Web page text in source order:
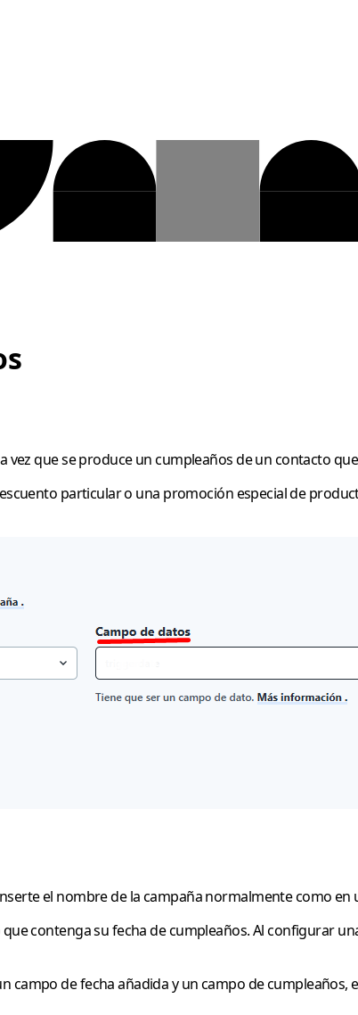
que se produce un cumpleaños de un contacto
particular o una promoción especial de
el nombre de la campaña normalmente como en
contenga su fecha de cumpleaños. Al configurar
de fecha añadida y un campo de cumpleaños,